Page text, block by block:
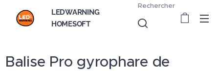
LEDWARNING
HOMESOFT
Rechercher
Balise Pro gyrophare de